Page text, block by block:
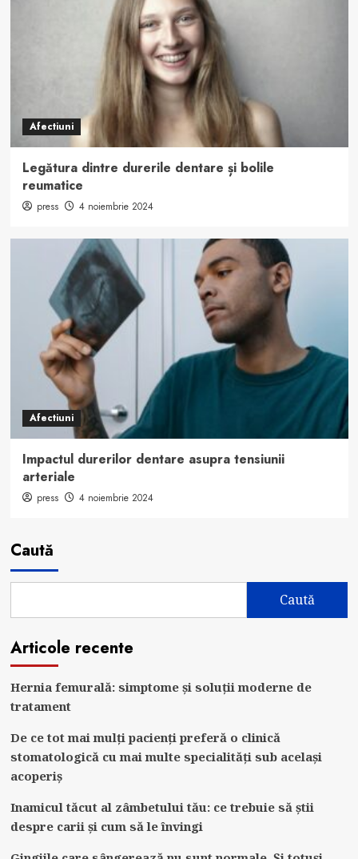
Afectiuni
Legătura dintre durerile dentare și bolile
reumatice
press 4 noiembrie 2024
Afectiuni
Impactul durerilor dentare asupra tensiunii
arteriale
press 4 noiembrie 2024
Caută
Caută
Articole recente
Hernia femurală: simptome și soluții moderne de
tratament
De ce tot mai mulți pacienți preferă o clinică
stomatologică cu mai multe specialități sub același
acoperiș
Inamicul tăcut al zâmbetului tău: ce trebuie să știi
despre carii și cum să le învingi